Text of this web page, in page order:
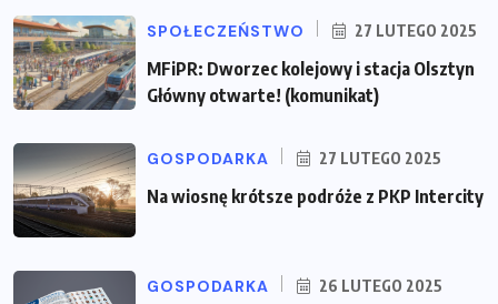
SPOŁECZEŃSTWO 27 LUTEGO 2025
MFiPR: Dworzec kolejowy i stacja Olsztyn
Główny otwarte! (komunikat)
GOSPODARKA 27 LUTEGO 2025
Na wiosnę krótsze podróże z PKP Intercity
GOSPODARKA 26 LUTEGO 2025